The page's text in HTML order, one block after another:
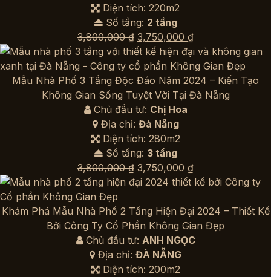
Diện tích: 220m2
Số tầng: 2 tầng
3,800,000₫ Giá
gốc
là:
3,800,000 ₫.
3,750,000 ₫Giá
hiện
tại
là:
3,750,000 ₫.
Mẫu Nhà Phố 3 Tầng Độc Đáo Năm 2024 – Kiến Tạo
Không Gian Sống Tuyệt Vời Tại Đà Nẵng
Chủ đầu tư: Chị Hoa
Địa chỉ: Đà Nẵng
Diện tích: 280m2
Số tầng: 3 tầng
3,800,000₫ Giá
gốc
3,800,000 ₫.
3,750,000 ₫Giá
hiện
là:
3,750,000 ₫.
Khám Phá Mẫu Nhà Phố 2 Tầng Hiện Đại 2024 – Thiết Kế
Bởi Công Ty Cổ Phần Không Gian Đẹp
Chủ đầu tư: ANH NGỌC
Địa chỉ: ĐÀ NẴNG
Diện tích: 200m2